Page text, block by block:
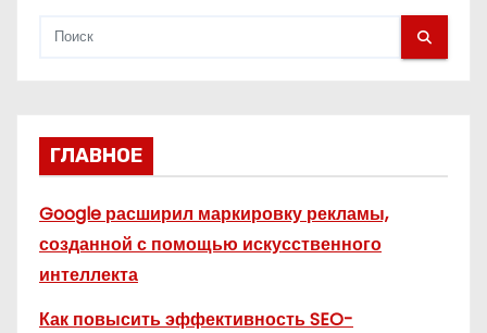
ГЛАВНОЕ
Google расширил маркировку рекламы,
созданной с помощью искусственного
интеллекта
Как повысить эффективность SEO-